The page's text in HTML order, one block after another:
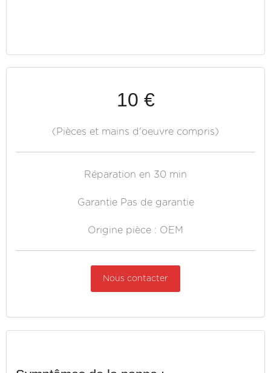
10 €
(Pièces et mains d'oeuvre compris)
Réparation en 30 min
Garantie Pas de garantie
Origine pièce : OEM
Nous contacter